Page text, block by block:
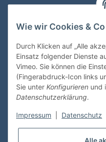
VDMedien24.de
Kasernenstraße 6-10
66482 Zweibrücken
Tel. 06332 72710
eMail:
Wie wir Cookies &
Durch Klicken auf „Alle
Einsatz folgender Dienste
Vimeo. Sie können die
(Fingerabdruck-Icon links
Sie unter Konfigurieren und
Datenschutzerklärung.
Impressum Datenschutz
Alle